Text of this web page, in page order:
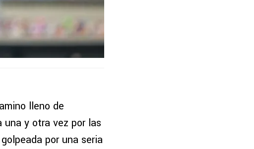
lleno de
y otra vez por las
por una seria